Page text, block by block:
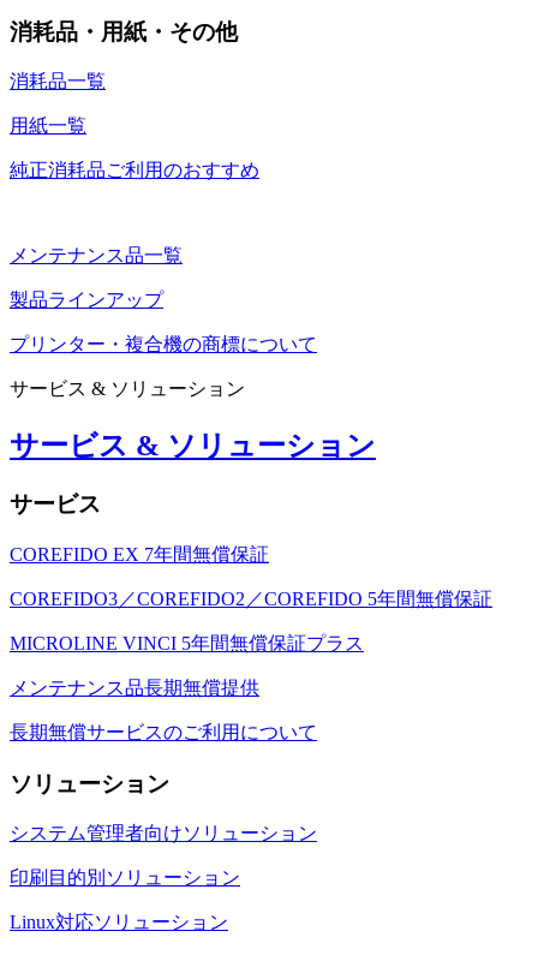
消耗品・用紙・その他
消耗品一覧
用紙一覧
純正消耗品ご利用のおすすめ
メンテナンス品一覧
製品ラインアップ
プリンター・複合機の商標について
サービス & ソリューション
サービス & ソリューション
サービス
COREFIDO EX 7年間無償保証
COREFIDO3／COREFIDO2／COREFIDO 5年間無償保証
MICROLINE VINCI 5年間無償保証プラス
メンテナンス品長期無償提供
長期無償サービスのご利用について
ソリューション
システム管理者向けソリューション
印刷目的別ソリューション
Linux対応ソリューション